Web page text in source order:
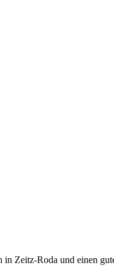
Zeitz-Roda und einen